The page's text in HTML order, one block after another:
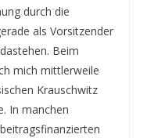
durch die
als Vorsitzender
Beim
mich mittlerweile
Krauschwitz
In manchen